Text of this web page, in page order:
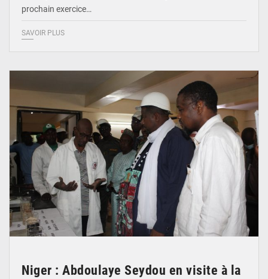
prochain exercice…
SAVOIR PLUS
Niger : Abdoulaye Seydou en visite à la